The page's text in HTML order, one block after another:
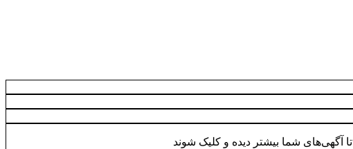
تا آگهی‌های شما بیشتر دیده و کلیک شوند